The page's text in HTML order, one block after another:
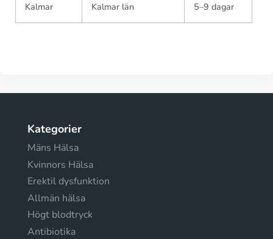
Kalmar Kalmar län 5–9 dagar
Kategorier
Mäns Hälsa
Kvinnors Hälsa
Erektil dysfunktion
Allmän hälsa
Högt blodtryck
Antibiotika